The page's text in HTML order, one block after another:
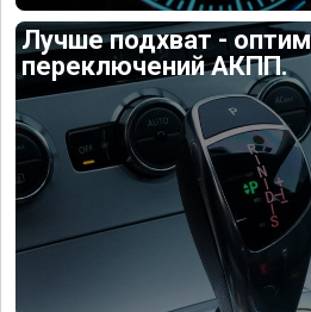
Лучше подхват -
переключений АКПП.